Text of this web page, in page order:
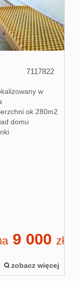
7117822
w
ok 280m2
domu
9 000 zł
zobacz więcej